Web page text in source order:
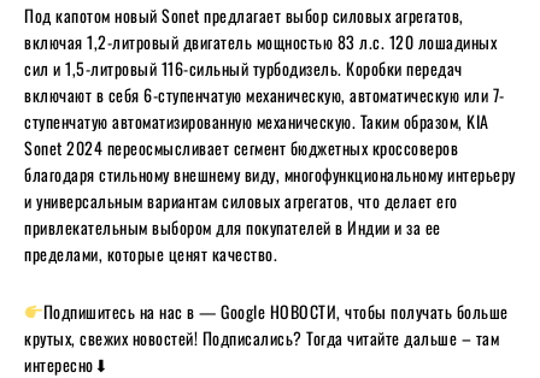
Под капотом новый Sonet предлагает выбор силовых агрегатов,
включая 1,2-литровый двигатель мощностью 83 л.с. 120 лошадиных
сил и 1,5-литровый 116-сильный турбодизель. Коробки передач
включают в себя 6-ступенчатую механическую, автоматическую или 7-
ступенчатую автоматизированную механическую. Таким образом, KIA
Sonet 2024 переосмысливает сегмент бюджетных кроссоверов
благодаря стильному внешнему виду, многофункциональному интерьеру
и универсальным вариантам силовых агрегатов, что делает его
привлекательным выбором для покупателей в Индии и за ее
пределами, которые ценят качество.
Подпишитесь на нас в — Google НОВОСТИ, чтобы получать больше
крутых, свежих новостей! Подписались? Тогда читайте дальше – там
интересно⬇